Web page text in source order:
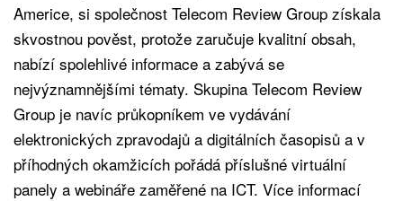
Americe, si společnost Telecom Review Group získala
skvostnou pověst, protože zaručuje kvalitní obsah,
nabízí spolehlivé informace a zabývá se
nejvýznamnějšími tématy. Skupina Telecom Review
Group je navíc průkopníkem ve vydávání
elektronických zpravodajů a digitálních časopisů a v
příhodných okamžicích pořádá příslušné virtuální
panely a webináře zaměřené na ICT. Více informací